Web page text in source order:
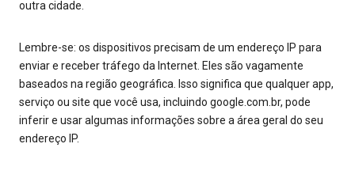
outra cidade.
Lembre-se: os dispositivos precisam de um endereço IP para
enviar e receber tráfego da Internet. Eles são vagamente
baseados na região geográfica. Isso significa que qualquer app,
serviço ou site que você usa, incluindo google.com.br, pode
inferir e usar algumas informações sobre a área geral do seu
endereço IP.